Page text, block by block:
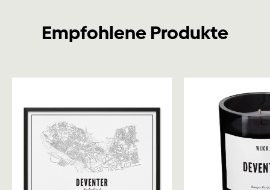
Empfohlene Produkte